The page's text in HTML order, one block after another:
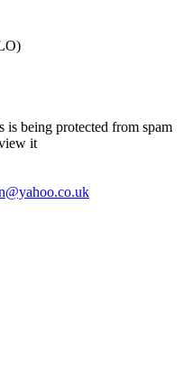
is being protected from spam
it